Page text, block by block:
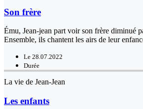
Son frère
Ému, Jean-jean part voir son frère diminué
Ensemble, ils chantent les airs de leur
Le 28.07.2022
Durée
La vie de Jean-Jean
Les enfants